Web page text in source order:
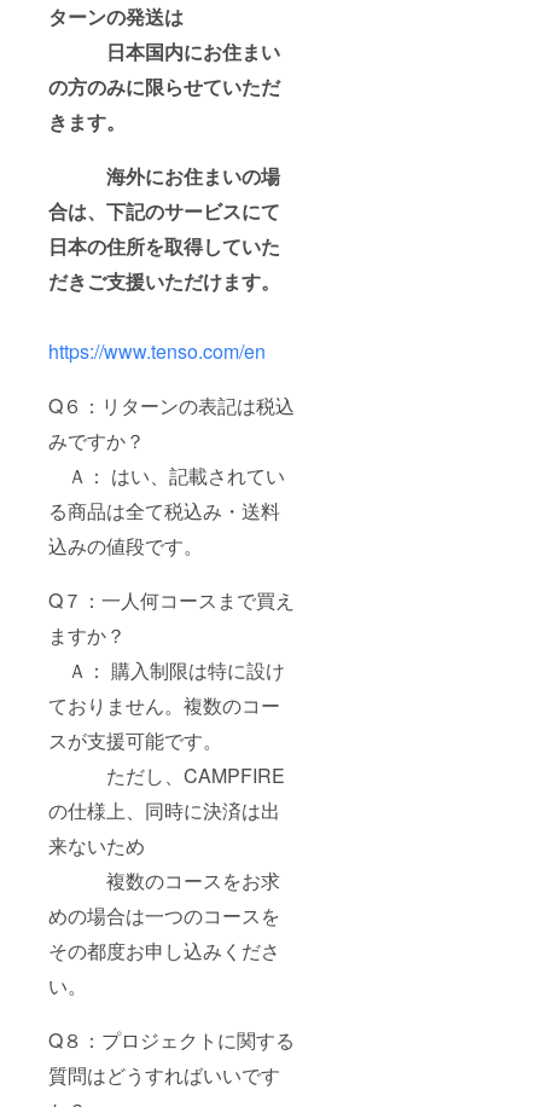
ターンの発送は
日本国内にお住まい
の方のみに限らせていただ
きます。
海外にお住まいの場
合は、下記のサービスにて
日本の住所を取得していた
だきご支援いただけます。
https://www.tenso.com/en
Q６：リターンの表記は税込
みですか？
Ａ： はい、記載されてい
る商品は全て税込み・送料
込みの値段です。
Q７：一人何コースまで買え
ますか？
Ａ： 購入制限は特に設け
ておりません。複数のコー
スが支援可能です。
ただし、CAMPFIRE
の仕様上、同時に決済は出
来ないため
複数のコースをお求
めの場合は一つのコースを
その都度お申し込みくださ
い。
Q８：プロジェクトに関する
質問はどうすればいいです